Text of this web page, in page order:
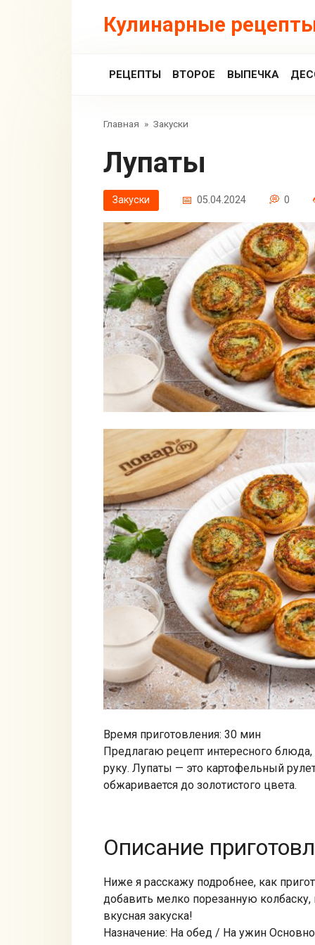
Кулинарные
РЕЦЕПТЫ ВТОРОЕ ВЫПЕЧКА
Главная » Закуски
Лупаты
Закуски 05.04.2024 0
Время приготовления: 30 мин
Предлагаю рецепт интересного
руку. Лупаты — это картофельный
обжаривается до золотистого цвета.
Описание
Ниже я расскажу подробнее, как
добавить мелко порезанную
вкусная закуска!
Назначение: На обед / На ужин